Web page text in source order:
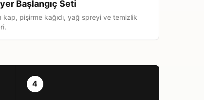
Başlangıç Seti
kap, pişirme kağıdı, yağ spreyi ve temizlik
4